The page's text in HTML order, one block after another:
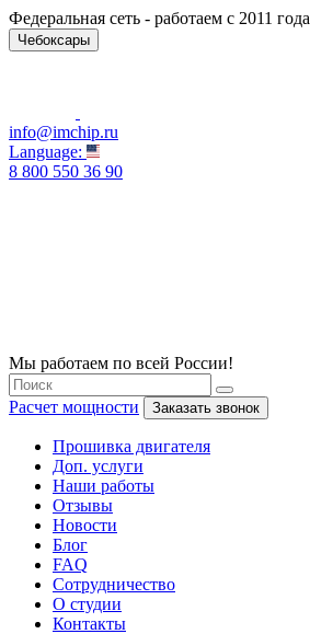
Федеральная сеть - работаем с 2011 года
Чебоксары
info@imchip.ru
Language:
8 800 550 36 90
Мы работаем по всей России!
Расчет мощности Заказать звонок
Прошивка двигателя
Доп. услуги
Наши работы
Отзывы
Новости
Блог
FAQ
Сотрудничество
О студии
Контакты